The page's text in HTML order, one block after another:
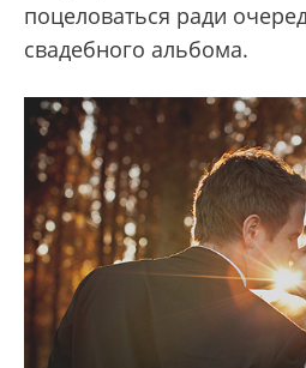
поцеловаться ради
свадебного альбома.